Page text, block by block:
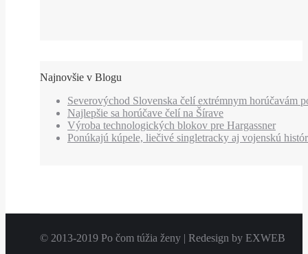
Najnovšie v Blogu
Severovýchod Slovenska čelí extrémnym horúčavám
Najlepšie sa horúčave čelí na Šírave
Výroba technologických blokov pre Hargassner
Ponúkajú kúpele, liečivé singletracky aj vojenskú
© 2013-2019 Po čom túžia ženy | Redesign by EXWEB